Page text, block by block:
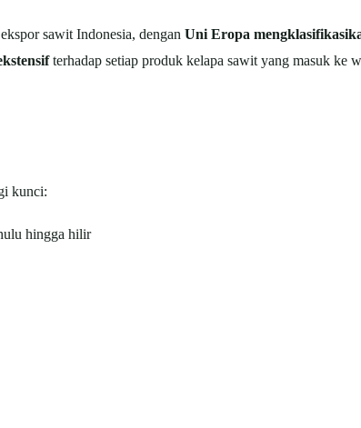
sawit Indonesia, dengan Uni Eropa
terhadap setiap produk kelapa sawit yang masuk ke
kunci:
hingga hilir